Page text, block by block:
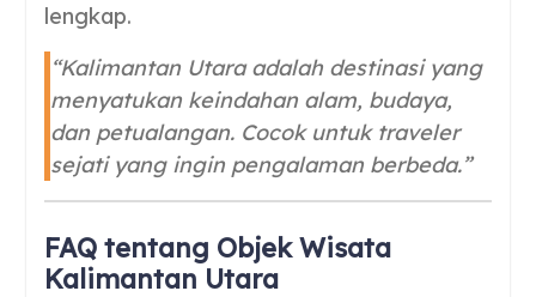
lengkap.
“Kalimantan Utara adalah destinasi yang
menyatukan keindahan alam, budaya,
dan petualangan. Cocok untuk traveler
sejati yang ingin pengalaman berbeda.”
FAQ tentang Objek Wisata
Kalimantan Utara